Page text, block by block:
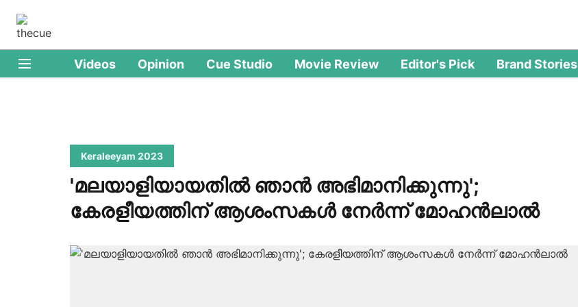
Videos Opinion Cue Studio Movie Review Editor's Pick Brand Stories
Keraleeyam 2023
'മലയാളിയായതിൽ ഞാൻ അഭിമാനിക്കുന്നു';
കേരളീയത്തിന് ആശംസകൾ നേർന്ന് മോഹൻലാൽ